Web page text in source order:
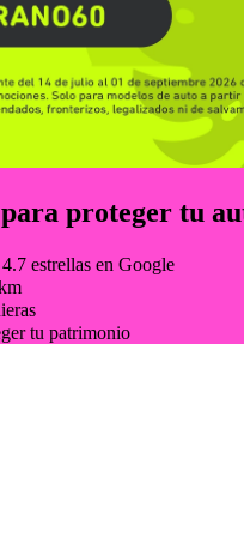
para proteger tu
estrellas en Google
tu patrimonio